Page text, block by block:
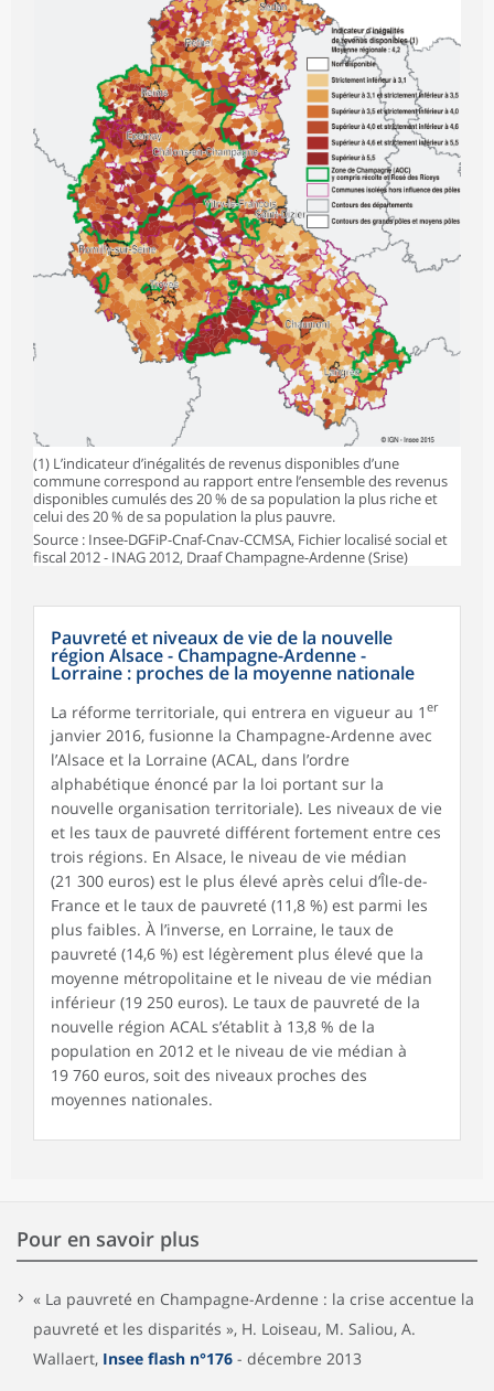
(1) L’indicateur d’inégalités de revenus disponibles d’une
commune correspond au rapport entre l’ensemble des revenus
disponibles cumulés des 20 % de sa population la plus riche et
celui des 20 % de sa population la plus pauvre.
Source : Insee-DGFiP-Cnaf-Cnav-CCMSA, Fichier localisé social et
fiscal 2012 - INAG 2012, Draaf Champagne-Ardenne (Srise)
Pauvreté et niveaux de vie de la nouvelle
région Alsace - Champagne-Ardenne -
Lorraine : proches de la moyenne nationale
La réforme territoriale, qui entrera en vigueur au 1 er
janvier 2016, fusionne la Champagne-Ardenne avec
l’Alsace et la Lorraine (ACAL, dans l’ordre
alphabétique énoncé par la loi portant sur la
nouvelle organisation territoriale). Les niveaux de vie
et les taux de pauvreté différent fortement entre ces
trois régions. En Alsace, le niveau de vie médian
(21 300 euros) est le plus élevé après celui d’Île-de-
France et le taux de pauvreté (11,8 %) est parmi les
plus faibles. À l’inverse, en Lorraine, le taux de
pauvreté (14,6 %) est légèrement plus élevé que la
moyenne métropolitaine et le niveau de vie médian
inférieur (19 250 euros). Le taux de pauvreté de la
nouvelle région ACAL s’établit à 13,8 % de la
population en 2012 et le niveau de vie médian à
19 760 euros, soit des niveaux proches des
moyennes nationales.
Pour en savoir plus
« La pauvreté en Champagne-Ardenne : la crise accentue la
pauvreté et les disparités », H. Loiseau, M. Saliou, A.
Wallaert, Insee flash n°176 - décembre 2013